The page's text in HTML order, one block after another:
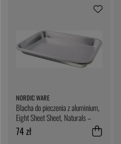
NORDIC WARE
Blacha do pieczenia z aluminium,
Eight Sheet Sheet, Naturals –
Nordic Ware
74 zł